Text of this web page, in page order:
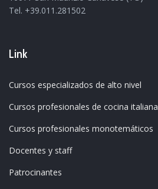
Tel. +39.011.281502
Link
Cursos especializados de alto nivel
Cursos profesionales de cocina italiana
Cursos profesionales monotemáticos
Docentes y staff
Patrocinantes